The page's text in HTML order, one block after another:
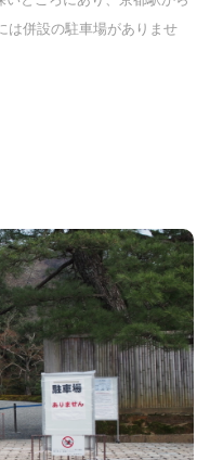
は併設の駐車場がありませ